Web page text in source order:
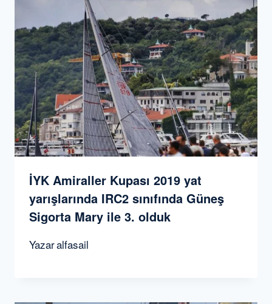
İYK Amiraller Kupası 2019 yat
yarışlarında IRC2 sınıfında Güneş
Sigorta Mary ile 3. olduk
Yazaralfasail